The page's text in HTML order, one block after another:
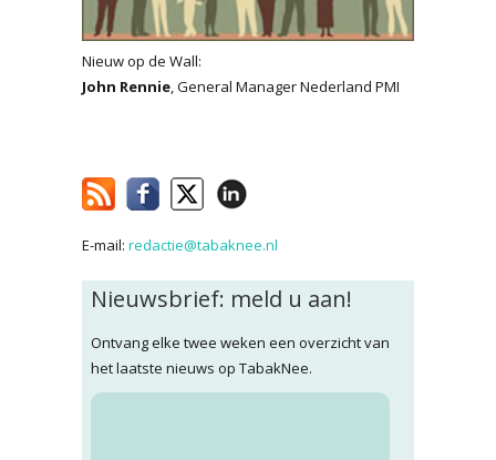
Nieuw op de Wall:
John Rennie, General Manager Nederland PMI
E-mail: redactie@tabaknee.nl
Nieuwsbrief: meld u aan!
Ontvang elke twee weken een overzicht van
het laatste nieuws op TabakNee.